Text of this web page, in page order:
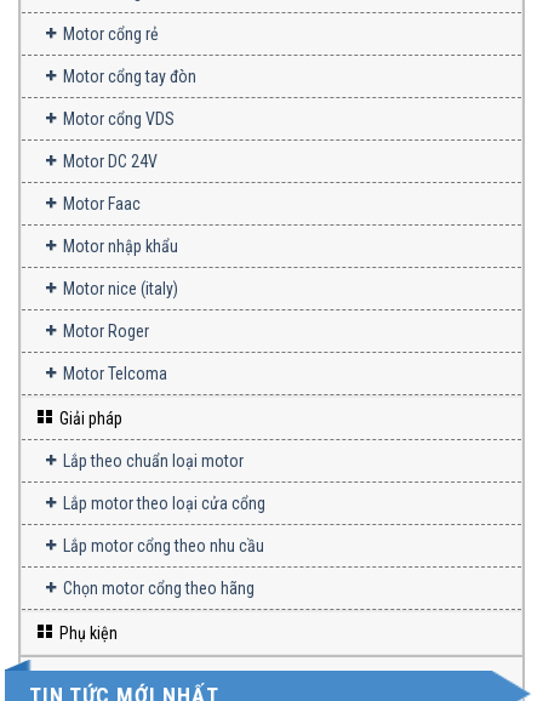
Motor cổng rẻ
Motor cổng tay đòn
Motor cổng VDS
Motor DC 24V
Motor Faac
Motor nhập khẩu
Motor nice (italy)
Motor Roger
Motor Telcoma
Giải pháp
Lắp theo chuẩn loại motor
Lắp motor theo loại cửa cổng
Lắp motor cổng theo nhu cầu
Chọn motor cổng theo hãng
Phụ kiện
TIN TỨC MỚI NHẤT